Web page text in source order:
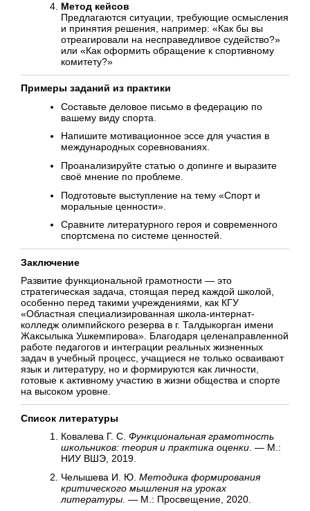
Метод кейсов
Предлагаются ситуации, требующие осмысления
и принятия решения, например: «Как бы вы
отреагировали на несправедливое судейство?»
или «Как оформить обращение к спортивному
комитету?»
Примеры заданий из практики
Составьте деловое письмо в федерацию по
вашему виду спорта.
Напишите мотивационное эссе для участия в
международных соревнованиях.
Проанализируйте статью о допинге и выразите
своё мнение по проблеме.
Подготовьте выступление на тему «Спорт и
моральные ценности».
Сравните литературного героя и современного
спортсмена по системе ценностей.
Заключение
Развитие функциональной грамотности — это
стратегическая задача, стоящая перед каждой школой,
особенно перед такими учреждениями, как КГУ
«Областная специализированная школа-интернат-
колледж олимпийского резерва в г. Талдыкорган имени
Жаксылыка Ушкемпирова». Благодаря целенаправленной
работе педагогов и интеграции реальных жизненных
задач в учебный процесс, учащиеся не только осваивают
язык и литературу, но и формируются как личности,
готовые к активному участию в жизни общества и спорте
на высоком уровне.
Список литературы
Ковалева Г. С. Функциональная грамотность
школьников: теория и практика оценки. — М.:
НИУ ВШЭ, 2019.
Челышева И. Ю. Методика формирования
критического мышления на уроках
литературы. — М.: Просвещение, 2020.